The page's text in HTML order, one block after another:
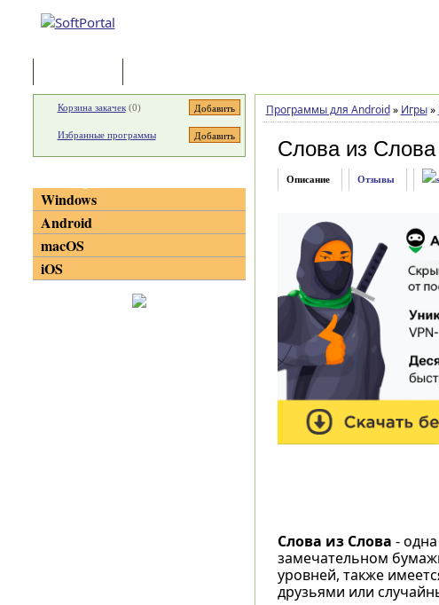
Программы для Android » Игры »
Слова из Слова
Описание Отзывы
Слова из Слова -
замечательном
уровней, также
друзьями или
Корзина закачек(0)
Избранные программы
Windows
Android
macOS
iOS